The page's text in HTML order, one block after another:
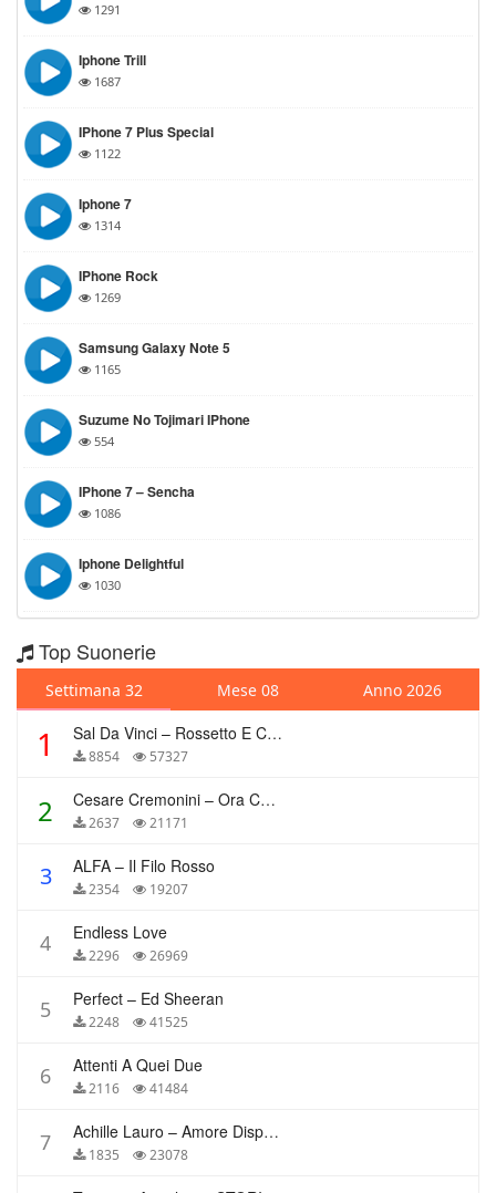
1291
Iphone Trill
1687
IPhone 7 Plus Special
1122
Iphone 7
1314
IPhone Rock
1269
Samsung Galaxy Note 5
1165
Suzume No Tojimari IPhone
554
IPhone 7 – Sencha
1086
Iphone Delightful
1030
Top Suonerie
Settimana 32 Mese 08 Anno 2026
1 Sal Da Vinci – Rossetto E Caffè
8854 57327
2 Cesare Cremonini – Ora Che Non Ho Più Te
2637 21171
3 ALFA – Il Filo Rosso
2354 19207
4 Endless Love
2296 26969
5 Perfect – Ed Sheeran
2248 41525
6 Attenti A Quei Due
2116 41484
7 Achille Lauro – Amore Disperato
1835 23078